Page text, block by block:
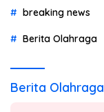
breaking news
Berita Olahraga
Berita Olahraga